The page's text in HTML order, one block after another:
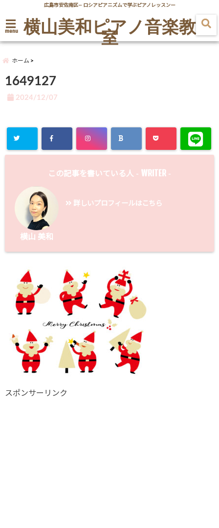
広島市安佐南区― ロシアピアニズムで学ぶピアノレッスンー
menu 横山美和ピアノ音楽教
室
ホーム
1649127
2024/12/07
この記事を書いている人 - WRITER -
横山 美和
詳しいプロフィールはこちら
スポンサーリンク